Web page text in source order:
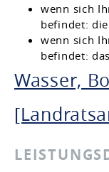
wenn sich
befindet:
wenn sich
befindet:
Wasser,